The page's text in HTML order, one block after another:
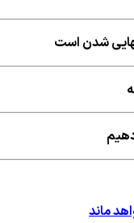
نهایی شدن است
ماند